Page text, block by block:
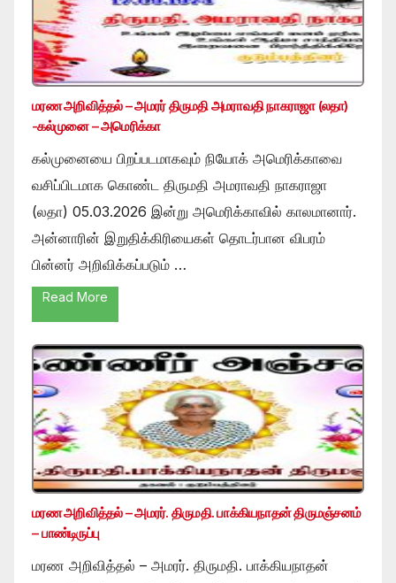
மரண அறிவித்தல் – அமரர் திருமதி அமராவதி நாகராஜா (லதா)
-கல்முனை – அமெரிக்கா
கல்முனையை பிறப்படமாகவும் நியோக் அமெரிக்காவை
வசிப்பிடமாக கொண்ட திருமதி அமராவதி நாகராஜா
(லதா) 05.03.2026 இன்று அமெரிக்காவில் காலமானார்.
அன்னாரின் இறுதிக்கிரியைகள் தொடர்பான விபரம்
பின்னர் அறிவிக்கப்படும் …
Read More
மரண அறிவித்தல் – அமரர். திருமதி. பாக்கியநாதன் திருமஞ்சனம்
– பாண்டிருப்பு
மரண அறிவித்தல் – அமரர். திருமதி. பாக்கியநாதன்